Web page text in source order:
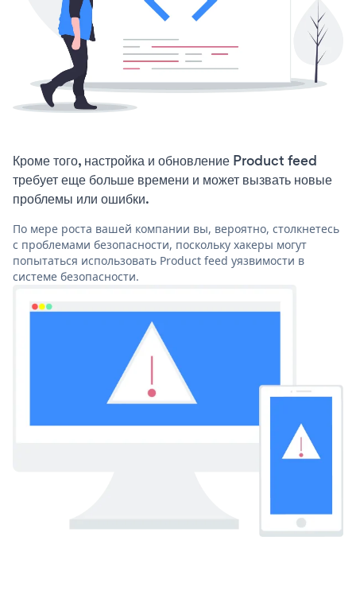
Кроме того, настройка и обновление Product feed
требует еще больше времени и может вызвать новые
проблемы или ошибки.
По мере роста вашей компании вы, вероятно, столкнетесь
с проблемами безопасности, поскольку хакеры могут
попытаться использовать Product feed уязвимости в
системе безопасности.